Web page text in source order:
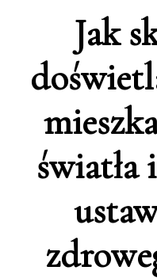
Jak